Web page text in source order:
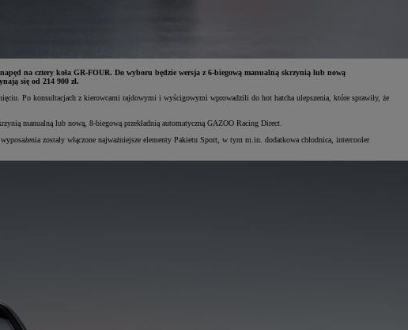
na cztery koła GR-FOUR. Do wyboru będzie wersja z 6-biegową manualną skrzynią lub nową
się od 214 900 zł.
Po konsultacjach z kierowcami rajdowymi i wyścigowymi wprowadzili do hot hatcha ulepszenia, które sprawiły, że
manualną lub nową, 8-biegową przekładnią automatyczną GAZOO Racing Direct.
zostały włączone najważniejsze elementy Pakietu Sport, w tym m.in. dodatkowa chłodnica, intercooler